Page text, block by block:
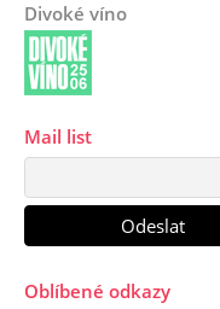
Divoké víno
Mail list
Oblíbené odkazy